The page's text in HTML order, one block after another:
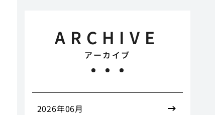
ARCHIVE
アーカイブ
2026年06月